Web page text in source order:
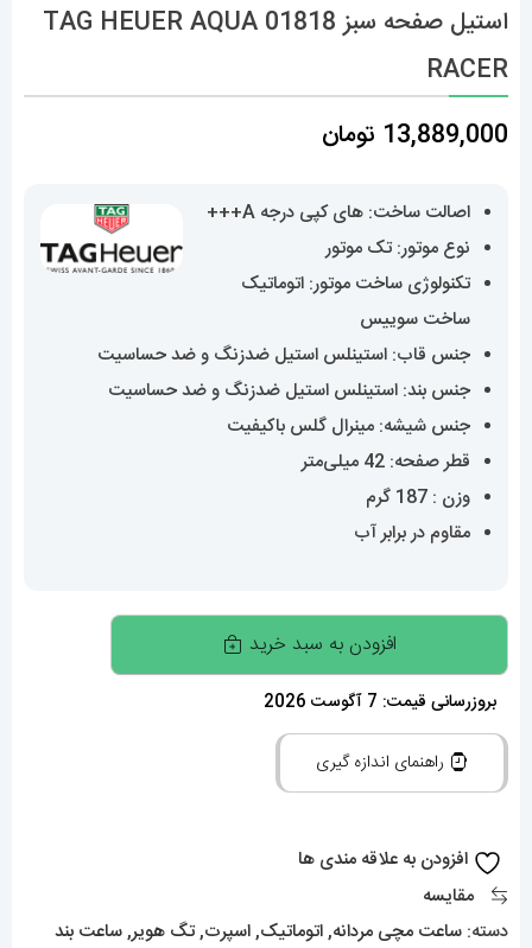
استیل صفحه سبز 01818 TAG HEUER AQUA
RACER
13,889,000 تومان
اصالت ساخت: های کپی درجه A+++
نوع موتور: تک موتور
تکنولوژی ساخت موتور: اتوماتیک
ساخت سوییس
جنس قاب: استینلس استیل ضدزنگ و ضد حساسیت
جنس بند: استینلس استیل ضدزنگ و ضد حساسیت
جنس شیشه: مینرال گلس باکیفیت
قطر صفحه: 42 میلی‌متر
وزن : 187 گرم
مقاوم در برابر آب
ساعت
تگ
هویر
مردانه
اتوماتیک
افزودن به سبد خرید
بروزرسانی قیمت: 7 آگوست 2026
راهنمای اندازه گیری
افزودن به علاقه مندی ها
مقایسه
دسته: ساعت مچی مردانه,اتوماتیک,اسپرت,تگ هویر,ساعت بند